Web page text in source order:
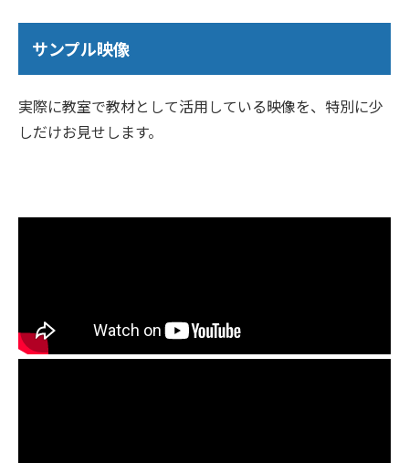
サンプル映像
実際に教室で教材として活用している映像を、特別に少
しだけお見せします。